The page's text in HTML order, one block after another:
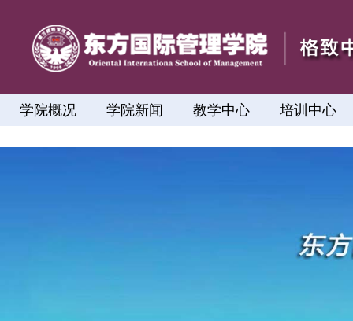
学院概况 学院新闻 教学中心 培训中心